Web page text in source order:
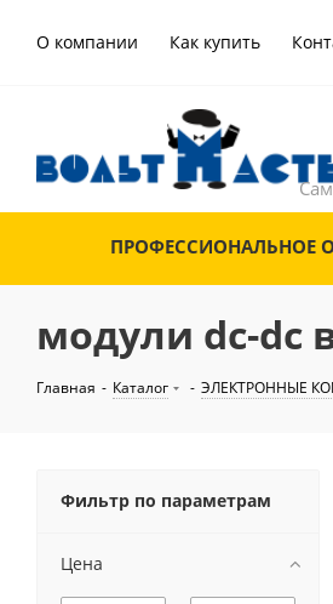
О компании Как купить
ПРОФЕССИОНАЛЬНОЕ
модули dc-dc
Главная - Каталог - ЭЛЕКТРОННЫЕ
Фильтр по параметрам
Цена